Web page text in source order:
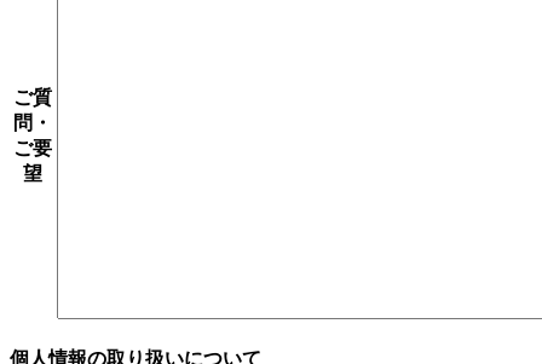
ご質
問・
ご要
望
個人情報の取り扱いについて